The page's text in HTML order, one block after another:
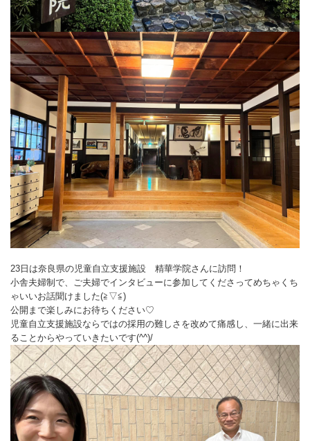
23日は奈良県の児童自立支援施設 精華学院さんに訪問！
小舎夫婦制で、ご夫婦でインタビューに参加してくださってめちゃくち
ゃいいお話聞けました(≧▽≦)
公開まで楽しみにお待ちください♡
児童自立支援施設ならではの採用の難しさを改めて痛感し、一緒に出来
ることからやっていきたいです(^^)/